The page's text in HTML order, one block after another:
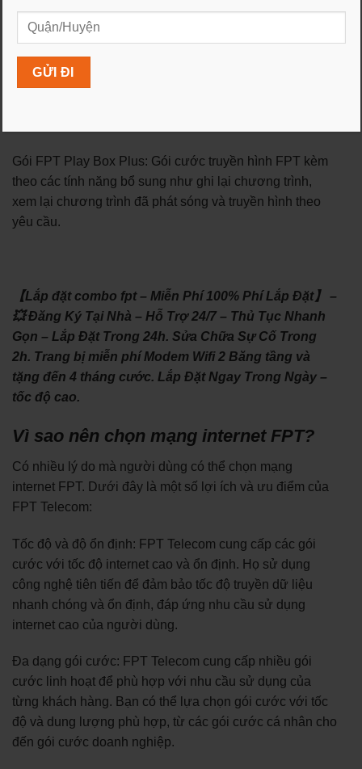
không giới hạn, kèm theo dịch vụ truyền hình FPT Play
Box.
Gói cước Truyền hình FPT:
Gói FPT Play Box Plus: Gói cước truyền hình FPT kèm
theo các tính năng bổ sung như ghi lại chương trình,
xem lại chương trình đã phát sóng và truyền hình theo
yêu cầu.
【Lắp đặt combo fpt – Miễn Phí 100% Phí Lắp Đặt】 –
💥 Đăng Ký Tại Nhà – Hỗ Trợ 24/7 – Thủ Tục Nhanh
Gọn – Lắp Đặt Trong 24h. Sửa Chữa Sự Cố Trong
2h. Trang bị miễn phí Modem Wifi 2 Băng tầng và
tặng đến 4 tháng cước. Lắp Đặt Ngay Trong Ngày –
tốc độ cao.
Vì sao nên chọn mạng internet FPT?
Có nhiều lý do mà người dùng có thể chọn mạng
internet FPT. Dưới đây là một số lợi ích và ưu điểm của
FPT Telecom:
Tốc độ và độ ổn định: FPT Telecom cung cấp các gói
cước với tốc độ internet cao và ổn định. Họ sử dụng
công nghệ tiên tiến để đảm bảo tốc độ truyền dữ liệu
nhanh chóng và ổn định, đáp ứng nhu cầu sử dụng
internet cao của người dùng.
Đa dạng gói cước: FPT Telecom cung cấp nhiều gói
cước linh hoạt để phù hợp với nhu cầu sử dụng của
từng khách hàng. Bạn có thể lựa chọn gói cước với tốc
độ và dung lượng phù hợp, từ các gói cước cá nhân cho
đến gói cước doanh nghiệp.